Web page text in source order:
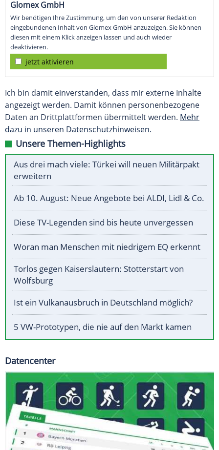
Glomex GmbH
Wir benötigen Ihre Zustimmung, um den von unserer Redaktion
eingebundenen Inhalt von Glomex GmbH anzuzeigen. Sie können
diesen mit einem Klick anzeigen lassen und auch wieder
deaktivieren.
jetzt aktivieren
Ich bin damit einverstanden, dass mir externe Inhalte
angezeigt werden. Damit können personenbezogene
Daten an Drittplattformen übermittelt werden. Mehr
dazu in unseren Datenschutzhinweisen.
Unsere Themen-Highlights
Aus drei mach viele: Türkei will neuen Militärpakt
erweitern
Ab 10. August: Neue Angebote bei ALDI, Lidl & Co.
Diese TV-Legenden sind bis heute unvergessen
Woran man Menschen mit niedrigem EQ erkennt
Torlos gegen Kaiserslautern: Stotterstart von
Wolfsburg
Ist ein Vulkanausbruch in Deutschland möglich?
5 VW-Prototypen, die nie auf den Markt kamen
Datencenter